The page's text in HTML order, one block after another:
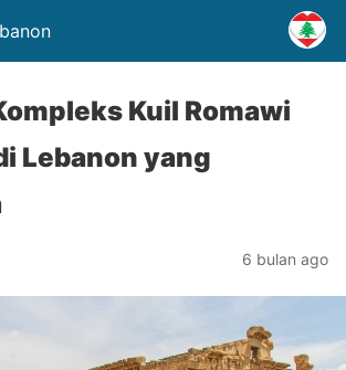
Kuil Romawi
Lebanon yang
6 bulan ago